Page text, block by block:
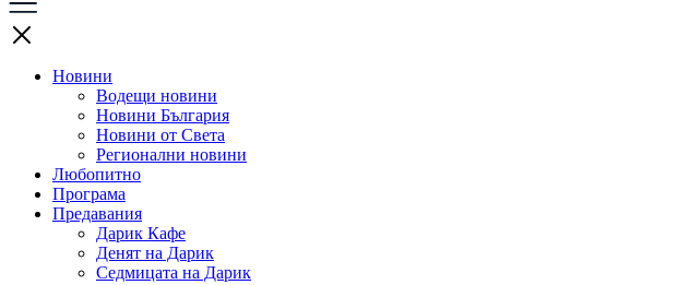
Новини
Водещи новини
Новини България
Новини от Света
Регионални новини
Любопитно
Програма
Предавания
Дарик Кафе
Денят на Дарик
Седмицата на Дарик